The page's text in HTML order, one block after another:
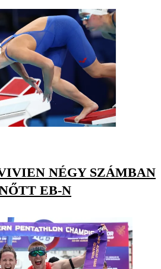
NÉGY SZÁMBAN
EB-N